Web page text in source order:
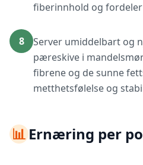
fiberinnhold og
8
Server umiddelbart og
pæreskive i
fibrene og de sunne
metthetsfølelse og
📊Ernæring per